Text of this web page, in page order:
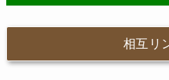
相互リ